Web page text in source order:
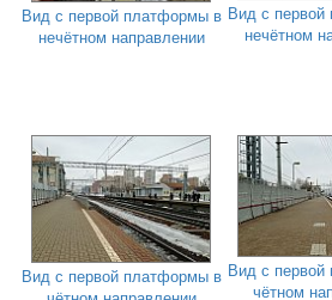
Вид с первой платформы в
нечётном направлении
Вид с
нечётном
Вид с первой платформы в Вид с
чётном